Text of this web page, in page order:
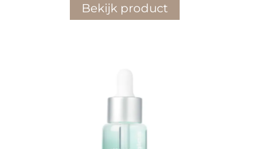
Bekijk product